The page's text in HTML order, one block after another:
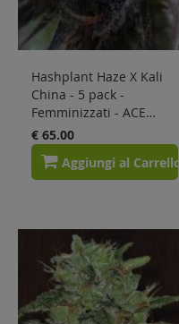
Hashplant Haze X Kali
China - 5 pack -
Femminizzati - ACE
Seeds
€ 65.00
Aggiungi al Carrello